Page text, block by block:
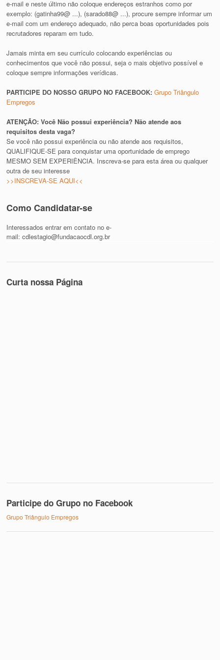
e-mail e neste último não coloque endereços estranhos como por
exemplo: (gatinha99@ ...), (sarado88@ ...), procure sempre informar um
e-mail com um endereço adequado, não perca boas oportunidades pois
recrutadores reparam em tudo.
Jamais minta em seu currículo colocando experiências ou
conhecimentos que você não possui, seja o mais objetivo possível e
coloque sempre informações verídicas.
PARTICIPE DO NOSSO GRUPO NO FACEBOOK:Grupo Triângulo
Empregos
ATENÇÃO: Você Não possui experiência? Não atende aos
requisitos desta vaga?
Se você não possui experiência ou não atende aos requisitos,
QUALIFIQUE-SE para conquistar uma oportunidade de emprego
MESMO SEM EXPERIÊNCIA. Inscreva-se para esta área ou qualquer
outra de seu interesse
>>INSCREVA-SE AQUI<<
Como Candidatar-se
Interessados entrar em contato no e-
mail:cdlestagio@fundacaocdl.org.br
Curta nossa Página
Participe do Grupo no Facebook
Grupo Triângulo Empregos